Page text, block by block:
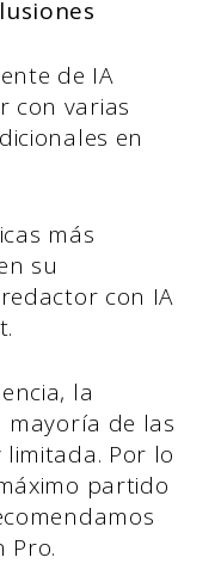
de IA
con varias
en
más
su
con IA
la
de las
Por lo
partido
Pro.